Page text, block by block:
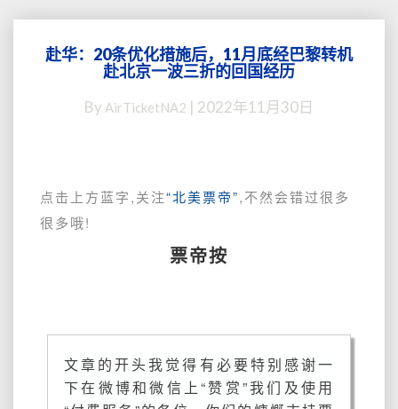
赴
华：
条
施
月
底
机
赴
赴华：20条优化措施后，11月底经巴黎转机
赴北京一波三折的回国经历
By AirTicketNA2 2022年11月30日
点击上方蓝字,关注“北美票帝”,不然会错过很多
很多哦!
票帝按
文章的开头我觉得有必要特别感谢一
下在微博和微信上“赞赏”我们及使用